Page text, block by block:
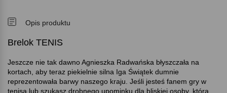
Opis produktu
Brelok TENIS
Jeszcze nie tak dawno Agnieszka Radwańska błyszczała na
kortach, aby teraz piekielnie silna Iga Świątek dumnie
reprezentowała barwy naszego kraju. Jeśli jesteś fanem gry w
tenisa lub szukasz drobnego upominku dla bliskiej osoby, która